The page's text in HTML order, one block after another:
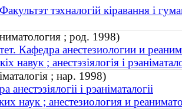
тэхналогій кіравання і
; род. 1998)
Кафедра анестезиологии и
; анестэзіялогія і
; нар. 1998)
і рэаніматалогіі
наук ; анестезиология и